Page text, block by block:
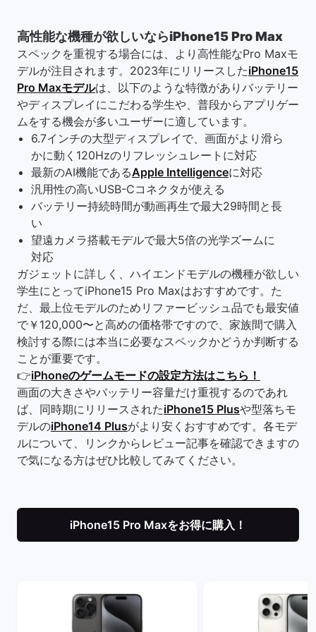
高性能な機種が欲しいならiPhone15 Pro Max
スペックを重視する場合には、より高性能なPro Maxモ
デルが注目されます。2023年にリリースしたiPhone15
Pro Maxモデルは、以下のような特徴がありバッテリー
やディスプレイにこだわる学生や、普段からアプリゲー
ムをする機会が多いユーザーに適しています。
6.7インチの大型ディスプレイで、画面がより滑ら
かに動く120Hzのリフレッシュレートに対応
最新のAI機能であるApple Intelligenceに対応
汎用性の高いUSB-Cコネクタが使える
バッテリー持続時間が動画再生で最大29時間と長
い
望遠カメラ搭載モデルで最大5倍の光学ズームに
対応
ガジェットに詳しく、ハイエンドモデルの機種が欲しい
学生にとってiPhone15 Pro Maxはおすすめです。た
だ、最上位モデルのためリファービッシュ品でも最安値
で￥120,000〜と高めの価格帯ですので、家族間で購入
検討する際には本当に必要なスペックかどうか判断する
ことが重要です。
👉iPhoneのゲームモードの設定方法はこちら！
画面の大きさやバッテリー容量だけ重視するのであれ
ば、同時期にリリースされたiPhone15 Plusや型落ちモ
デルのiPhone14 Plusがより安くおすすめです。各モデ
ルについて、リンクからレビュー記事を確認できますの
で気になる方はぜひ比較してみてください。
iPhone15 Pro Maxをお得に購入！